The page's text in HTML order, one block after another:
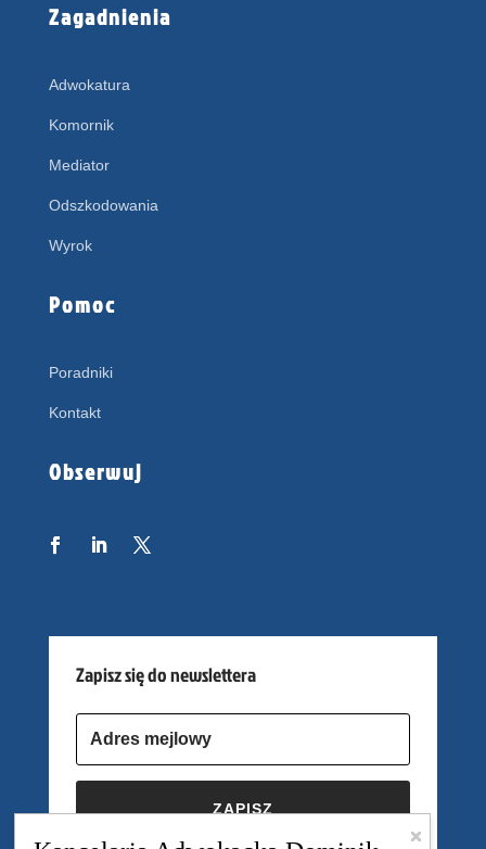
Zagadnienia
Adwokatura
Komornik
Mediator
Odszkodowania
Wyrok
Pomoc
Poradniki
Kontakt
Obserwuj
Zapisz się do newslettera
ZAPISZ